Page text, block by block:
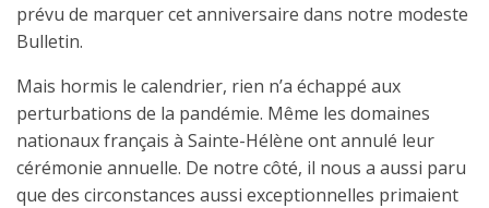
prévu de marquer cet anniversaire dans notre modeste
Bulletin.
Mais hormis le calendrier, rien n’a échappé aux
perturbations de la pandémie. Même les domaines
nationaux français à Sainte-Hélène ont annulé leur
cérémonie annuelle. De notre côté, il nous a aussi paru
que des circonstances aussi exceptionnelles primaient